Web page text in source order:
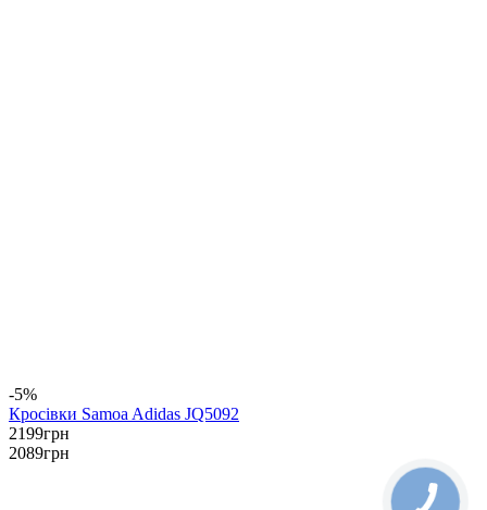
-5%
Кросівки Samoa Adidas JQ5092
2199грн
2089грн